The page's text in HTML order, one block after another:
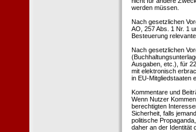
werden müssen.
Nach gesetzlichen
AO, 257 Abs. 1 Nr. 1
Besteuerung
Nach gesetzlichen
Ausgaben, etc.), für
mit elektronisch
in EU-Mitgliedstaaten
Kommentare und
Wenn Nutzer
berechtigten
Sicherheit, falls
politische
daher an der Identität